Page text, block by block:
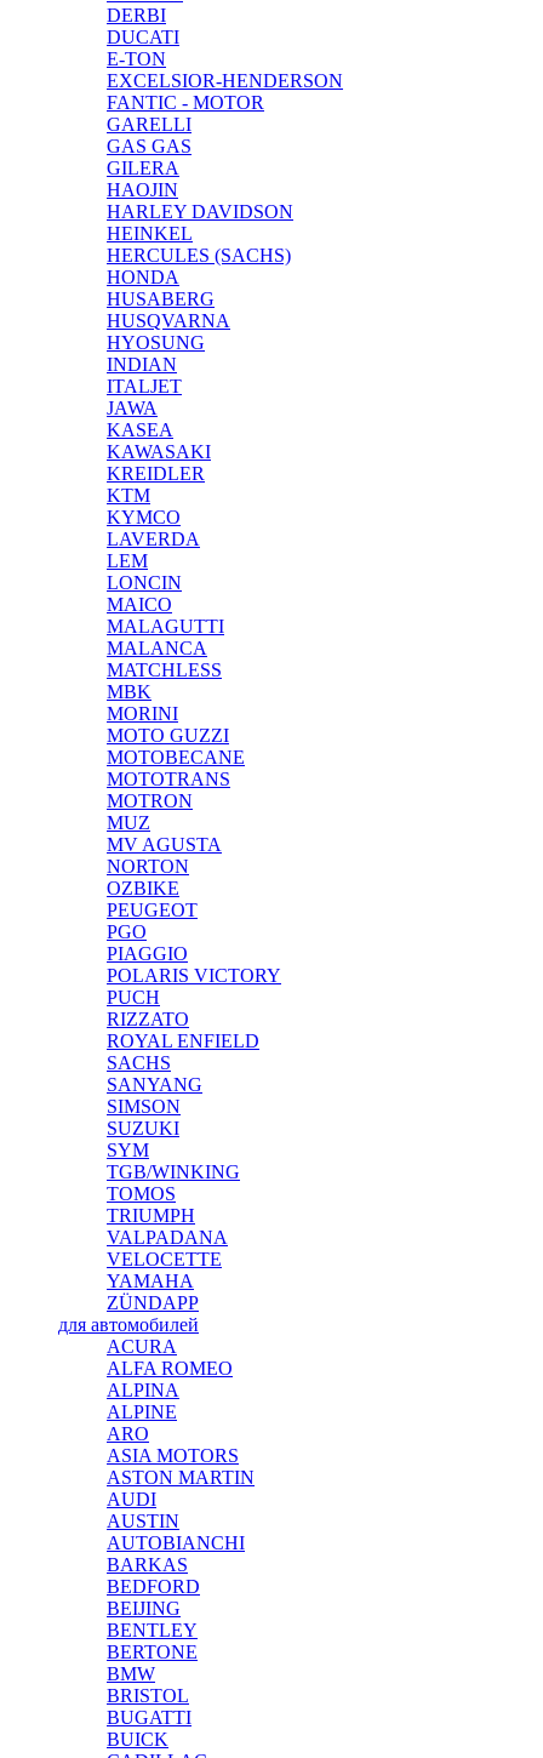
DERBI
DUCATI
E-TON
EXCELSIOR-HENDERSON
FANTIC - MOTOR
GARELLI
GAS GAS
GILERA
HAOJIN
HARLEY DAVIDSON
HEINKEL
HERCULES (SACHS)
HONDA
HUSABERG
HUSQVARNA
HYOSUNG
INDIAN
ITALJET
JAWA
KASEA
KAWASAKI
KREIDLER
KTM
KYMCO
LAVERDA
LEM
LONCIN
MAICO
MALAGUTTI
MALANCA
MATCHLESS
MBK
MORINI
MOTO GUZZI
MOTOBECANE
MOTOTRANS
MOTRON
MUZ
MV AGUSTA
NORTON
OZBIKE
PEUGEOT
PGO
PIAGGIO
POLARIS VICTORY
PUCH
RIZZATO
ROYAL ENFIELD
SACHS
SANYANG
SIMSON
SUZUKI
SYM
TGB/WINKING
TOMOS
TRIUMPH
VALPADANA
VELOCETTE
YAMAHA
ZÜNDAPP
для автомобилей
ACURA
ALFA ROMEO
ALPINA
ALPINE
ARO
ASIA MOTORS
ASTON MARTIN
AUDI
AUSTIN
AUTOBIANCHI
BARKAS
BEDFORD
BEIJING
BENTLEY
BERTONE
BMW
BRISTOL
BUGATTI
BUICK